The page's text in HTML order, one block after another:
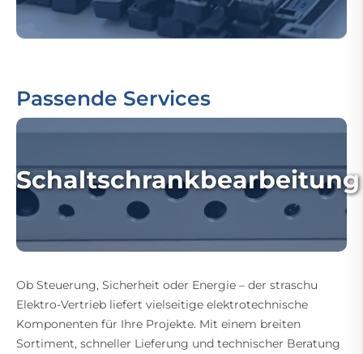
Passende Services
Schaltschrankbearbeitung
Ob Steuerung, Sicherheit oder Energie – der straschu
Elektro-Vertrieb liefert vielseitige elektrotechnische
Komponenten für Ihre Projekte. Mit einem breiten
Sortiment, schneller Lieferung und technischer Beratung